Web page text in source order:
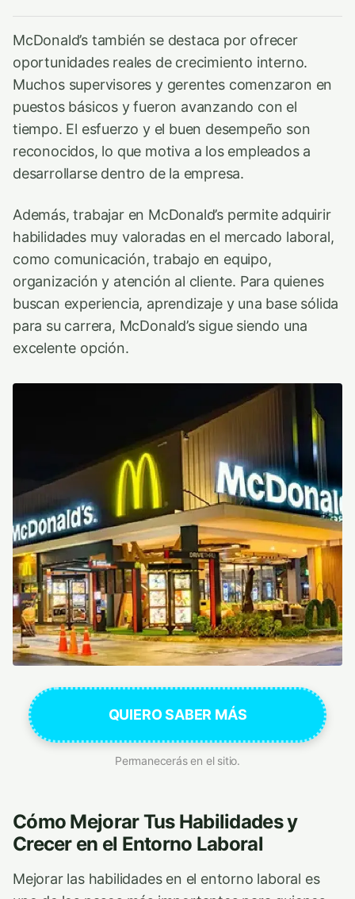
McDonald’s también se destaca por ofrecer
oportunidades reales de crecimiento interno.
Muchos supervisores y gerentes comenzaron en
puestos básicos y fueron avanzando con el
tiempo. El esfuerzo y el buen desempeño son
reconocidos, lo que motiva a los empleados a
desarrollarse dentro de la empresa.
Además, trabajar en McDonald’s permite adquirir
habilidades muy valoradas en el mercado laboral,
como comunicación, trabajo en equipo,
organización y atención al cliente. Para quienes
buscan experiencia, aprendizaje y una base sólida
para su carrera, McDonald’s sigue siendo una
excelente opción.
QUIERO SABER MÁS
Permanecerás en el sitio.
Cómo Mejorar Tus Habilidades y
Crecer en el Entorno Laboral
Mejorar las habilidades en el entorno laboral es